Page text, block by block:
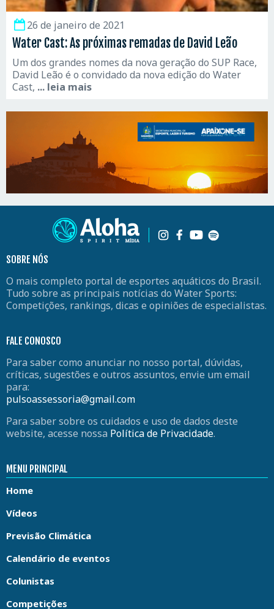
26 de janeiro de 2021
Water Cast: As próximas remadas de David Leão
Um dos grandes nomes da nova geração do SUP Race,
David Leão é o convidado da nova edição do Water
Cast, ... leia mais
SOBRE NÓS
O mais completo portal de esportes aquáticos do Brasil.
Tudo sobre as principais notícias do Water Sports:
Competições, rankings, dicas e opiniões de especialistas.
FALE CONOSCO
Para saber como anunciar no nosso portal, dúvidas,
críticas, sugestões e outros assuntos, envie um email
para:
pulsoassessoria@gmail.com
Para saber sobre os cuidados e uso de dados deste
website, acesse nossa Política de Privacidade.
MENU PRINCIPAL
Home
Vídeos
Previsão Climática
Calendário de eventos
Colunistas
Competições